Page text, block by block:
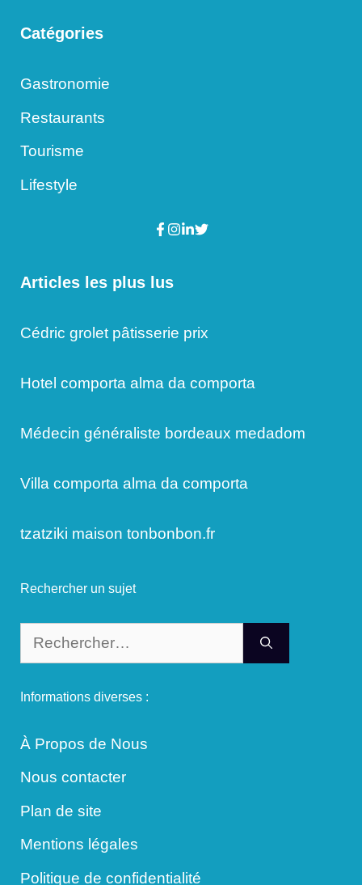
Catégories
Gastronomie
Restaurants
Tourisme
Lifestyle
Articles les plus lus
Cédric grolet pâtisserie prix
Hotel comporta alma da comporta
Médecin généraliste bordeaux medadom
Villa comporta alma da comporta
tzatziki maison tonbonbon.fr
Rechercher un sujet
Rechercher :
Informations diverses :
À Propos de Nous
Nous contacter
Plan de site
Mentions légales
Politique de confidentialité